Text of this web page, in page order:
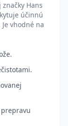
Hans
účinnú
vhodné na